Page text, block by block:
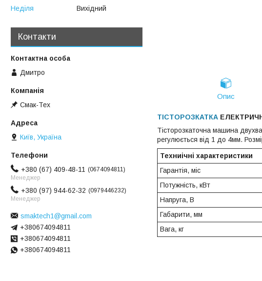
Опис
ТІСТОРОЗКАТКА
Тісторозкаточна машина
регулюється від 1 до 4мм.
Техниічні характеристики
Гарантія, міс
Потужність, кВт
Напруга, В
Габарити, мм
Вага, кг
Неділя
Вихідний
Контакти
Дмитро
Смак-Тех
Київ, Україна
+380 (67) 409-48-11
0674094811
Менеджер
+380 (97) 944-62-32
0979446232
Менеджер
smaktech1@gmail.com
+380674094811
+380674094811
+380674094811